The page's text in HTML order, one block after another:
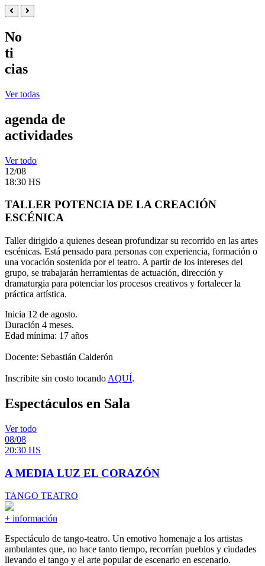
No
ti
cias
Ver todas
agenda de
actividades
Ver todo
12/08
18:30 HS
TALLER POTENCIA DE LA CREACIÓN
ESCÉNICA
Taller dirigido a quienes desean profundizar su recorrido en las artes
escénicas. Está pensado para personas con experiencia, formación o
una vocación sostenida por el teatro. A partir de los intereses del
grupo, se trabajarán herramientas de actuación, dirección y
dramaturgia para potenciar los procesos creativos y fortalecer la
práctica artística.
Inicia 12 de agosto.
Duración 4 meses.
Edad mínima: 17 años
Docente: Sebastián Calderón
Inscribite sin costo tocando AQUÍ.
Espectáculos en Sala
Ver todo
08/08
20:30 HS
A MEDIA LUZ EL CORAZÓN
TANGO TEATRO
+ información
Espectáculo de tango-teatro. Un emotivo homenaje a los artistas
ambulantes que, no hace tanto tiempo, recorrían pueblos y ciudades
llevando el tango y el arte popular de escenario en escenario.